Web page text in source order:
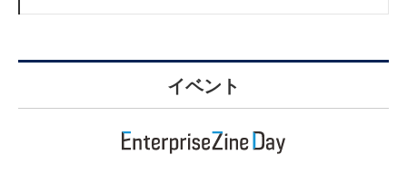
イベント